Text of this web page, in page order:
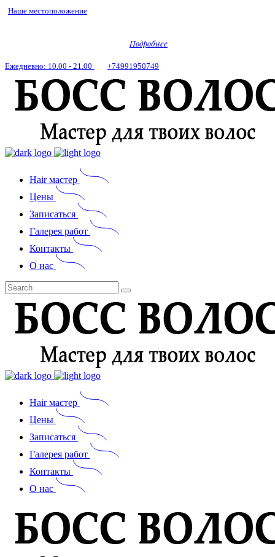
Наше местоположение
Подробнее
Ежедневно: 10.00 - 21.00 +74991950749
Hair мастер
Цены
Записаться
Галерея работ
Контакты
О нас
Hair мастер
Цены
Записаться
Галерея работ
Контакты
О нас